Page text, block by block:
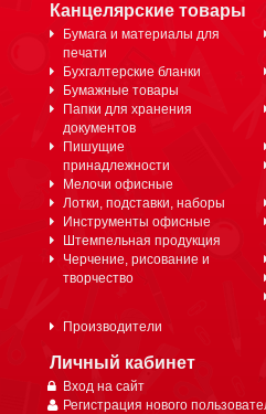
Канцелярские товары
Бумага и материалы для
печати
Бухгалтерские бланки
Бумажные товары
Папки для хранения
документов
Пишущие
принадлежности
Мелочи офисные
Лотки, подставки, наборы
Инструменты офисные
Штемпельная продукция
Черчение, рисование и
творчество
Производители
Личный кабинет
Вход на сайт
Регистрация нового